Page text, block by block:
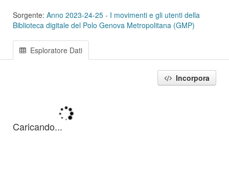
Sorgente: Anno 2023-24-25 - I movimenti e gli utenti della
Biblioteca digitale del Polo Genova Metropolitana (GMP)
Esploratore Dati
Incorpora